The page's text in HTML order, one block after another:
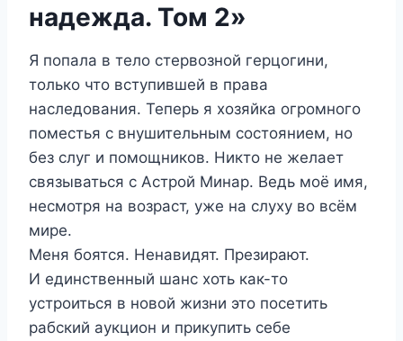
надежда. Том 2»
Я попала в тело стервозной герцогини,
только что вступившей в права
наследования. Теперь я хозяйка огромного
поместья с внушительным состоянием, но
без слуг и помощников. Никто не желает
связываться с Астрой Минар. Ведь моё имя,
несмотря на возраст, уже на слуху во всём
мире.
Меня боятся. Ненавидят. Презирают.
И единственный шанс хоть как-то
устроиться в новой жизни это посетить
рабский аукцион и прикупить себе